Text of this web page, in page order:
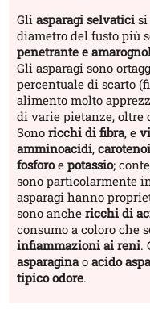
Gliasparagi selvatici
diametro del fusto più
penetrante e
Gli asparagi sono
percentuale di scarto
alimento molto
di varie pietanze, oltre
Sonoricchi di fibra, e
amminoacidi,
fosforoepotassio;
sono particolarmente
asparagi hanno
sono anchericchi di
consumo a coloro che
infiammazioni ai reni.
asparaginaoacido
tipico odore.